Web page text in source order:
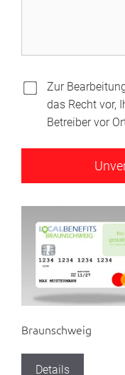
Zur
das Recht vor,
Betreiber vor
Braunschweig
Details